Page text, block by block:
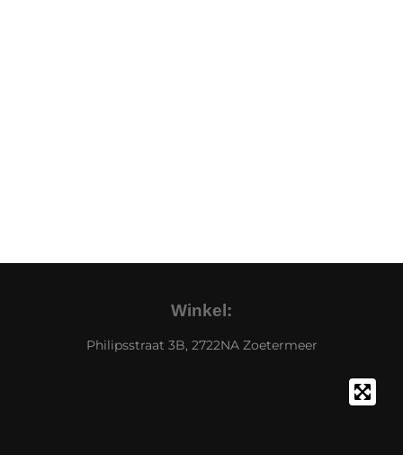
Winkel:
Philipsstraat 3B, 2722NA Zoetermeer